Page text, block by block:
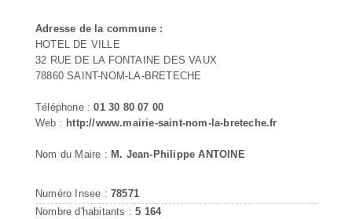
Adresse de la commune :
HOTEL DE VILLE
32 RUE DE LA FONTAINE DES VAUX
78860 SAINT-NOM-LA-BRETECHE
Téléphone :01 30 80 07 00
Web : http://www.mairie-saint-nom-la-breteche.fr
Nom du Maire : M. Jean-Philippe ANTOINE
Numéro Insee : 78571
Nombre d'habitants :5 164